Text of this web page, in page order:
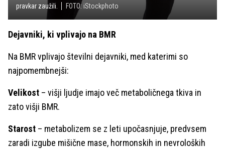
pravkar zaužili.
FOTO: iStockphoto
Dejavniki, ki vplivajo na BMR
Na BMR vplivajo številni dejavniki, med katerimi so
najpomembnejši:
Velikost – višji ljudje imajo več metaboličnega tkiva in
zato višji BMR.
Starost – metabolizem se z leti upočasnjuje, predvsem
zaradi izgube mišične mase, hormonskih in nevroloških